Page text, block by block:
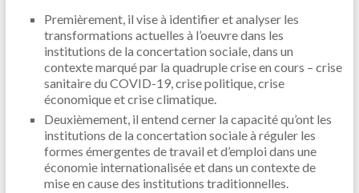
Premièrement, il vise à identifier et analyser les
transformations actuelles à l’oeuvre dans les
institutions de la concertation sociale, dans un
contexte marqué par la quadruple crise en cours – crise
sanitaire du COVID-19, crise politique, crise
économique et crise climatique.
Deuxièmement, il entend cerner la capacité qu’ont les
institutions de la concertation sociale à réguler les
formes émergentes de travail et d’emploi dans une
économie internationalisée et dans un contexte de
mise en cause des institutions traditionnelles.